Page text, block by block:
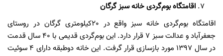
اقامتگاه بوم‌گردی خانه سبز گرگان
اقامتگاه بوم‌گردی خانه سبز واقع در 20کیلومتری گرگان در روستای
جعفرآباد و عدالت سبز 7 قرار دارد. این بوم‌گردی قدیمی با 40 سال قدمت
در سال 1397 مورد بازسازی قرار گرفت. این خانه دو‌طبقه دارای 4 سوئیت